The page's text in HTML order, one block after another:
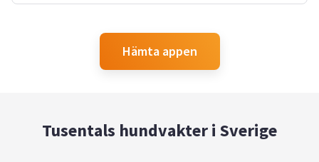
Hämta appen
Tusentals hundvakter i Sverige